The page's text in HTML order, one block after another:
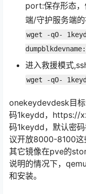
port:保存形态
端/守护服务端
wget -qO-
进入救援模式
wget -qO-
onekeydevdesk目
码1keydd，https://
码1keydd，默认密
议开放8000-8100这
其它镜像在pve的
说明的情况下，
和安装。